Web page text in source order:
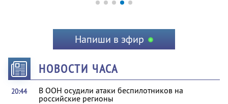
Напиши в эфир
НОВОСТИ ЧАСА
20:44
В ООН осудили атаки беспилотников на
российские регионы